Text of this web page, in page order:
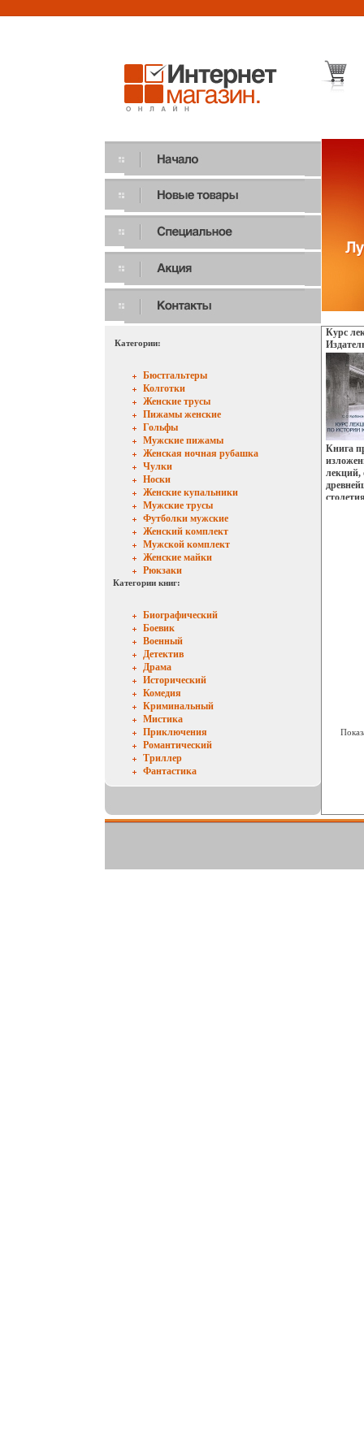
Категории:
Бюстгальтеры
Колготки
Женские трусы
Пижамы женские
Гольфы
Мужские пижамы
Женская ночная рубашка
Чулки
Носки
Женские купальники
Мужские трусы
Футболки мужские
Женский комплект
Мужской комплект
Женские майки
Рюкзаки
Категории книг:
Биографический
Боевик
Военный
Детектив
Драма
Исторический
Комедия
Криминальный
Мистика
Приключения
Романтический
Триллер
Фантастика
Курс
626 стр
экз
2293z.
Книга
лекций,